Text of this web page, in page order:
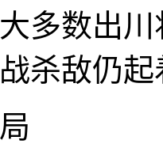
多数出
杀敌仍